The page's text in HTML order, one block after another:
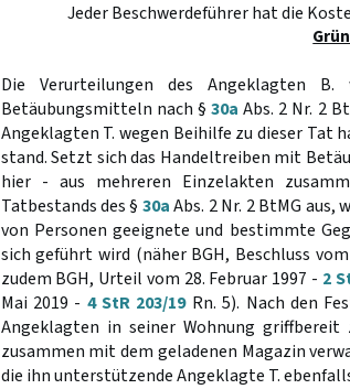
Jeder Beschwerdeführer hat die
Die Verurteilungen des Angeklagten
Betäubungsmitteln nach § 30a Abs. 2 Nr. 2
Angeklagten T. wegen Beihilfe zu dieser
stand. Setzt sich das Handeltreiben mit
hier - aus mehreren Einzelakten
Tatbestands des § 30aAbs. 2 Nr. 2 BtMG aus,
von Personen geeignete und bestimmte
sich geführt wird (näher BGH, Beschluss
zudem BGH, Urteil vom 28. Februar 1997 - 2
Mai 2019 - 4 StR 203/19Rn. 5). Nach den
Angeklagten in seiner Wohnung griffbereit
zusammen mit dem geladenen Magazin
die ihn unterstützende Angeklagte T.